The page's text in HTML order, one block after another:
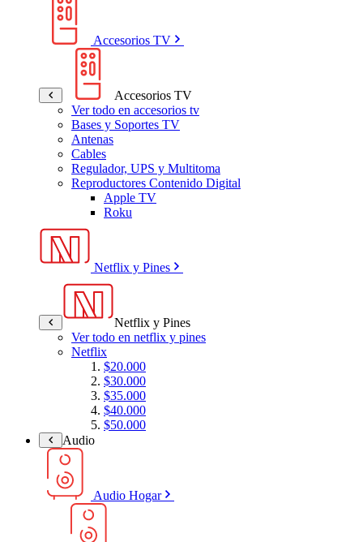
Accesorios TV
Accesorios TV
Ver todo en accesorios tv
Bases y Soportes TV
Antenas
Cables
Regulador, UPS y Multitoma
Reproductores Contenido Digital
Apple TV
Roku
Netflix y Pines
Netflix y Pines
Ver todo en netflix y pines
Netflix
$20.000
$30.000
$35.000
$40.000
$50.000
Audio
Audio Hogar